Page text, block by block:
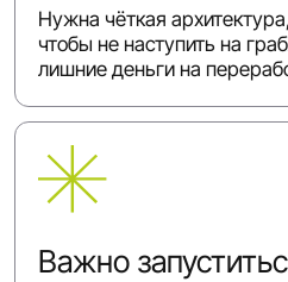
Нужна чёткая
чтобы не наступить на
лишние деньги на
Важно